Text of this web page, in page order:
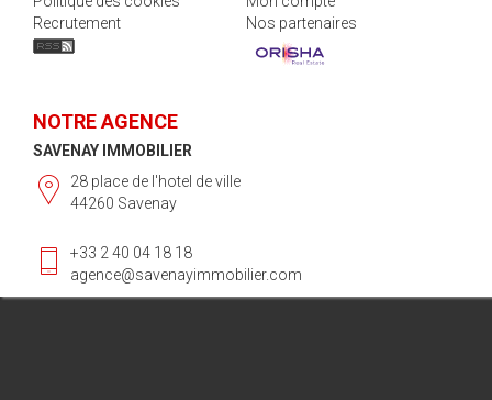
Recrutement
Nos partenaires
NOTRE AGENCE
SAVENAY IMMOBILIER
28 place de l'hotel de ville
44260 Savenay
+33 2 40 04 18 18
agence@savenayimmobilier.com